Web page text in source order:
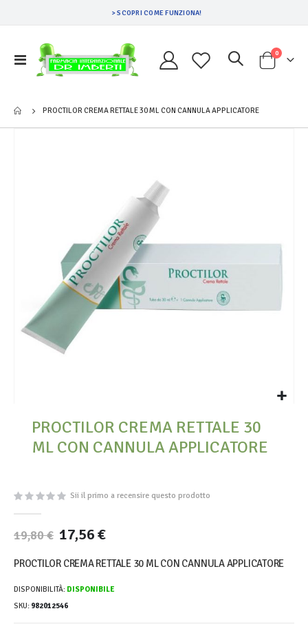
> SCOPRI COME FUNZIONA!
Toggle
Nav
Cart
0Prodotti
PROCTILOR CREMA RETTALE 30 ML CON CANNULA APPLICATORE
all'inizio
galleria
PROCTILOR CREMA RETTALE 30
ML CON CANNULA APPLICATORE
Sii il primo a recensire questo prodotto
19,80 € 17,56 €
PROCTILOR CREMA RETTALE 30 ML CON CANNULA APPLICATORE
DISPONIBILITÀ: DISPONIBILE
SKU 982012546